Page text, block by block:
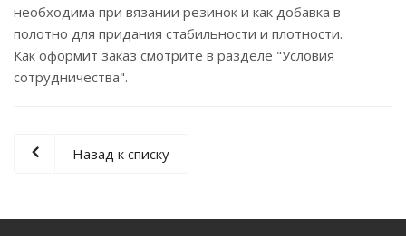
необходима при вязании резинок и как добавка в
полотно для придания стабильности и плотности.
Как оформит заказ смотрите в разделе "Условия
сотрудничества".
Назад к списку